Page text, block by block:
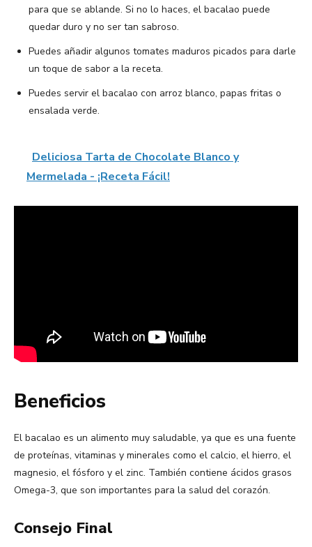
para que se ablande. Si no lo haces, el bacalao puede
quedar duro y no ser tan sabroso.
Puedes añadir algunos tomates maduros picados para darle
un toque de sabor a la receta.
Puedes servir el bacalao con arroz blanco, papas fritas o
ensalada verde.
Deliciosa Tarta de Chocolate Blanco y
Mermelada - ¡Receta Fácil!
Beneficios
El bacalao es un alimento muy saludable, ya que es una fuente
de proteínas, vitaminas y minerales como el calcio, el hierro, el
magnesio, el fósforo y el zinc. También contiene ácidos grasos
Omega-3, que son importantes para la salud del corazón.
Consejo Final